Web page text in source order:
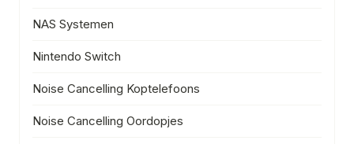
NAS Systemen
Nintendo Switch
Noise Cancelling Koptelefoons
Noise Cancelling Oordopjes